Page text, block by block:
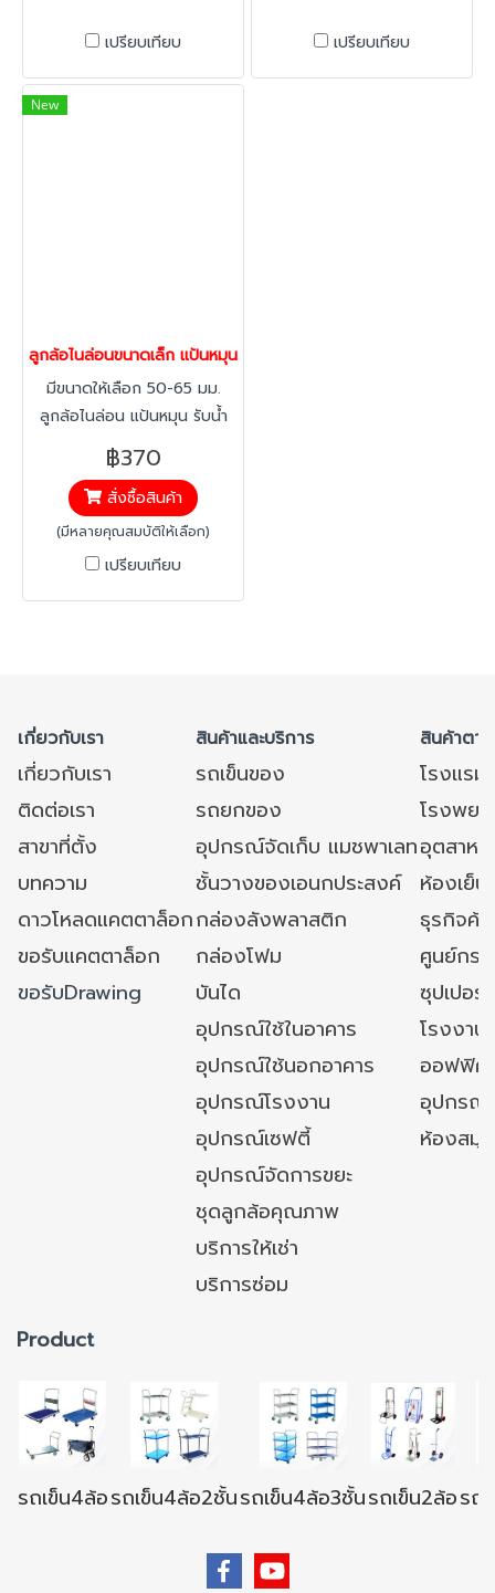
เปรียบเทียบ เปรียบเทียบ
New
ลูกล้อไนล่อนขนาดเล็ก แป้นหมุน รับน้ำหนัก 180-315 กก. PAREO
มีขนาดให้เลือก 50-65 มม.
ลูกล้อไนล่อน แป้นหมุน รับน้ำ
หนัก 180 กก. ลูกล้อขนาดเล็ก
แต่รับน้ำหนักได้มากและหมุน
คล่องตัว
฿370
สั่งซื้อสินค้า
(มีหลายคุณสมบัติให้เลือก)
เปรียบเทียบ
เกี่ยวกับเรา สินค้าและบริการ สินค้าตา
เกี่ยวกับเรา รถเข็นของ
โรงแร
ติดต่อเรา
รถยกของ
โรงพย
สาขาที่ตั้ง
อุปกรณ์จัดเก็บ แมชพาเลทอุตสาหก
บทความ
ชั้นวางของเอนกประสงค์
ห้องเย็
ดาวโหลดแคตตาล็อกกล่องลังพลาสติก
ธุรกิจค้
ขอรับแคตตาล็อก
กล่องโฟม
ศูนย์กร
ขอรับDrawing
บันได
ซุปเปอ
อุปกรณ์ใช้ในอาคาร
โรงงา
อุปกรณ์ใช้นอกอาคาร
ออฟฟิศ/
อุปกรณ์โรงงาน
อุปกรณ์
อุปกรณ์เซฟตี้
ห้องสมุ
อุปกรณ์จัดการขยะ
ชุดลูกล้อคุณภาพ
บริการให้เช่า
บริการซ่อม
Product
รถเข็น4ล้อรถเข็น4ล้อ2ชั้นรถเข็น4ล้อ3ชั้นรถเข็น2ล้อรถ